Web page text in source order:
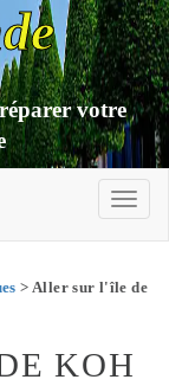
votre
> Aller sur l'île de
KOH